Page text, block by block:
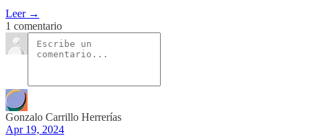
Leer →
1 comentario
Gonzalo Carrillo Herrerías
Apr 19, 2024